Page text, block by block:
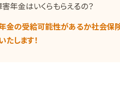
害年金はいくらもらえるの？
金の受給可能性があるか社会保
たします！